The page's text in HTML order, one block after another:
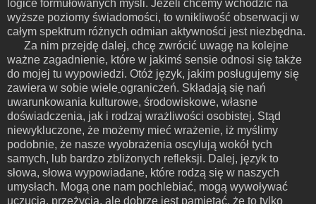
logice formułowanych myśli. Jeżeli chcemy wchodzić na
wyższe poziomy świadomości, to wnikliwość obserwacji w
całym spektrum różnych odmian aktywności jest niezbędna.
Za nim przejdę dalej, chcę zwrócić uwagę na kolejne
ważne zagadnienie, które w jakimś sensie odnosi się także
do mojej tu wypowiedzi. Otóż język, jakim posługujemy się
zawiera w sobie wiele ograniczeń. Składają się nań
uwarunkowania kulturowe, środowiskowe, własne
doświadczenia, jak i rodzaj wrażliwości osobistej. Stąd
niewykluczone, że możemy mieć wrażenie, iż myślimy
podobnie, że nasze wyobrażenia oscylują wokół tych
samych, lub bardzo zbliżonych refleksji. Dalej, język to
słowa, słowa wypowiadane, które rodzą się w naszych
umysłach. Mogą one nam pochlebiać, mogą wywoływać
uczucia, przeżycia, ale dobrze jest pamiętać, że to tylko